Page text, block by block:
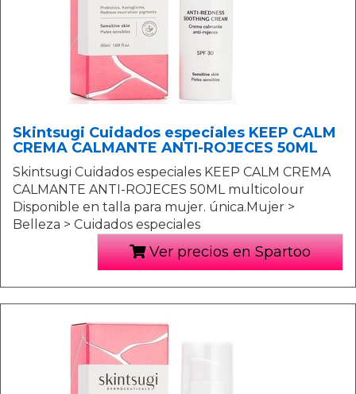
Skintsugi Cuidados especiales KEEP CALM
CREMA CALMANTE ANTI-ROJECES 50ML
Skintsugi Cuidados especiales KEEP CALM CREMA
CALMANTE ANTI-ROJECES 50ML multicolour
Disponible en talla para mujer. única.Mujer >
Belleza > Cuidados especiales
Ver precios en Spartoo